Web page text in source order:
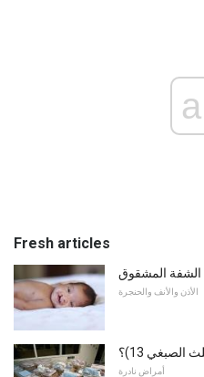
Fresh articles
الشفة المشقوق
الأذن والأنف والحنجرة
13)؟
أمراض نادرة